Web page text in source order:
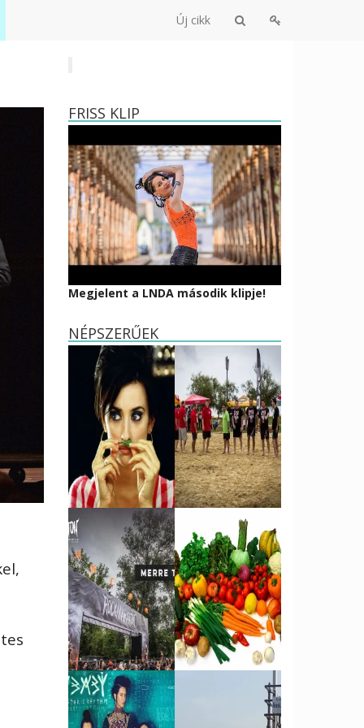
Új cikk
FRISS KLIP
Megjelent a LNDA második klipje!
NÉPSZERŰEK